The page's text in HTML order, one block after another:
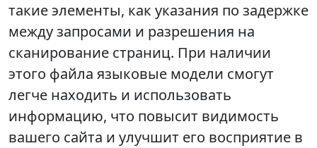
такие элементы, как указания по задержке
между запросами и разрешения на
сканирование страниц. При наличии
этого файла языковые модели смогут
легче находить и использовать
информацию, что повысит видимость
вашего сайта и улучшит его восприятие в